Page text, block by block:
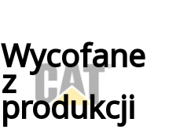
Wycofane
z
produkcji